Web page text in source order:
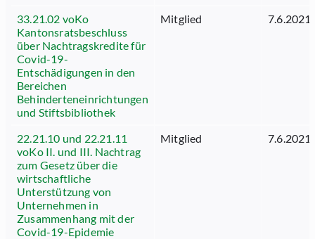
33.21.02 voKo
Kantonsratsbeschluss
über Nachtragskredite für
Covid-19-
Entschädigungen in den
Bereichen
Behinderteneinrichtungen
und Stiftsbibliothek
Mitglied 7.6.2021
22.21.10 und 22.21.11
voKo II. und III. Nachtrag
zum Gesetz über die
wirtschaftliche
Unterstützung von
Unternehmen in
Zusammenhang mit der
Covid-19-Epidemie
Mitglied 7.6.2021